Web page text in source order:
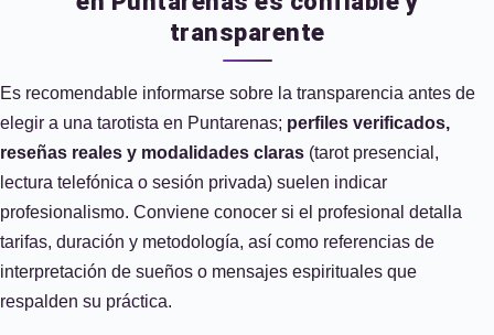
transparente
Es recomendable informarse sobre la transparencia antes de
elegir a una tarotista en Puntarenas; perfiles verificados,
reseñas reales y modalidades claras (tarot presencial,
lectura telefónica o sesión privada) suelen indicar
profesionalismo. Conviene conocer si el profesional detalla
tarifas, duración y metodología, así como referencias de
interpretación de sueños o mensajes espirituales que
respalden su práctica.